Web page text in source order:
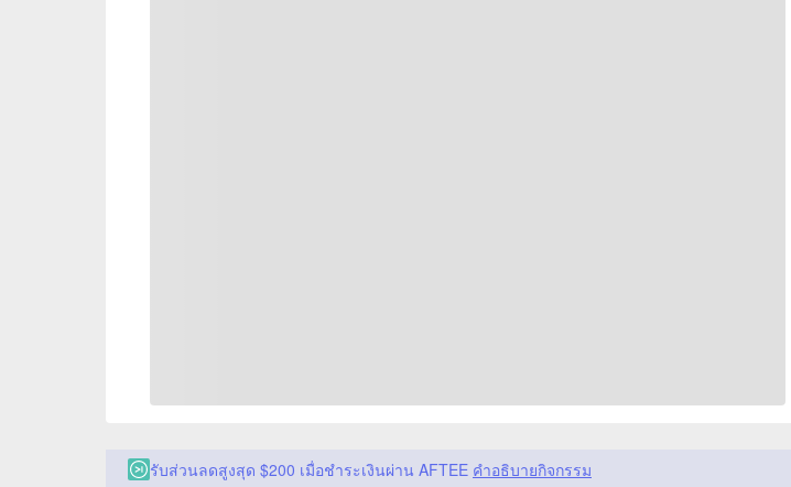
รับส่วนลดสูงสุด $200 เมื่อชำระเงินผ่าน AFTEE คำอธิบายกิจกรรม